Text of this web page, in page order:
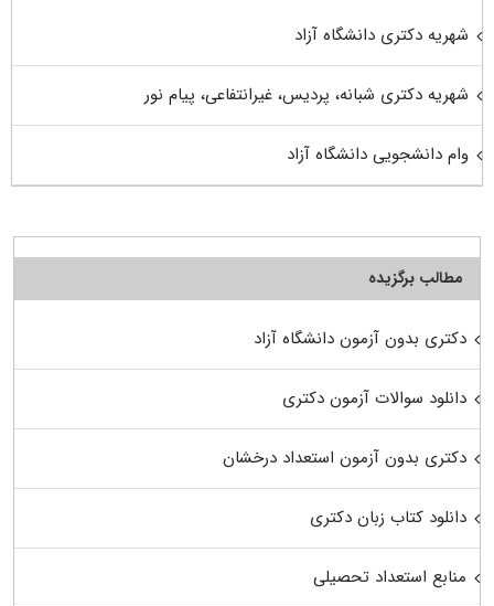
شهریه دکتری دانشگاه آزاد
شهریه دکتری شبانه، پردیس، غیرانتفاعی، پیام نور
وام دانشجویی دانشگاه آزاد
مطالب برگزیده
دکتری بدون آزمون دانشگاه آزاد
دانلود سوالات آزمون دکتری
دکتری بدون آزمون استعداد درخشان
دانلود کتاب زبان دکتری
منابع استعداد تحصیلی